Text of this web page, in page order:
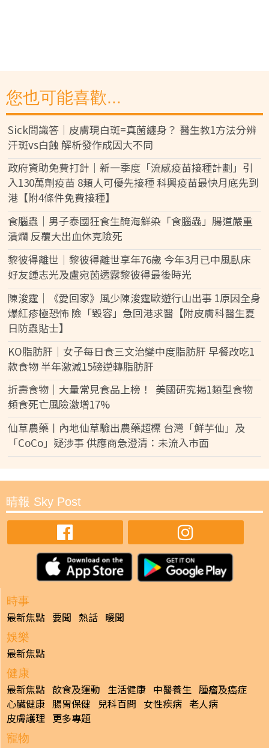
您也可能喜歡...
Sick問識答｜皮膚現白斑=真菌纏身？ 醫生教1方法分辨
汗斑vs白蝕 解析發作成因大不同
政府資助免費打針｜新一季度「流感疫苗接種計劃」引
入130萬劑疫苗 8類人可優先接種 科興疫苗最快月底先到
港【附4條件免費接種】
食腦蟲｜男子泰國狂食生醃海鮮染「食腦蟲」腸道嚴重
潰爛 反覆大出血休克險死
黎彼得離世｜黎彼得離世享年76歲 今年3月已中風臥床
好友鍾志光及盧宛茵透露黎彼得最後時光
陳浚霆｜《愛回家》風少陳浚霆歐遊行山出事 1原因全身
爆紅疹極恐怖 險「毀容」急回港求醫【附皮膚科醫生夏
日防蟲貼士】
KO脂肪肝｜女子每日食三文治變中度脂肪肝 早餐改吃1
款食物 半年激減15磅逆轉脂肪肝
折壽食物｜大量常見食品上榜！ 美國研究揭1類型食物
頻食死亡風險激增17%
仙草農藥丨內地仙草驗出農藥超標 台灣「鮮芋仙」及
「CoCo」疑涉事 供應商急澄清：未流入市面
晴報 Sky Post
時事
最新焦點 要聞 熱話 暖聞
娛樂
最新焦點
健康
最新焦點 飲食及運動 生活健康 中醫養生 腫瘤及癌症
心臟健康 腸胃保健 兒科百問 女性疾病 老人病
皮膚護理 更多專題
寵物